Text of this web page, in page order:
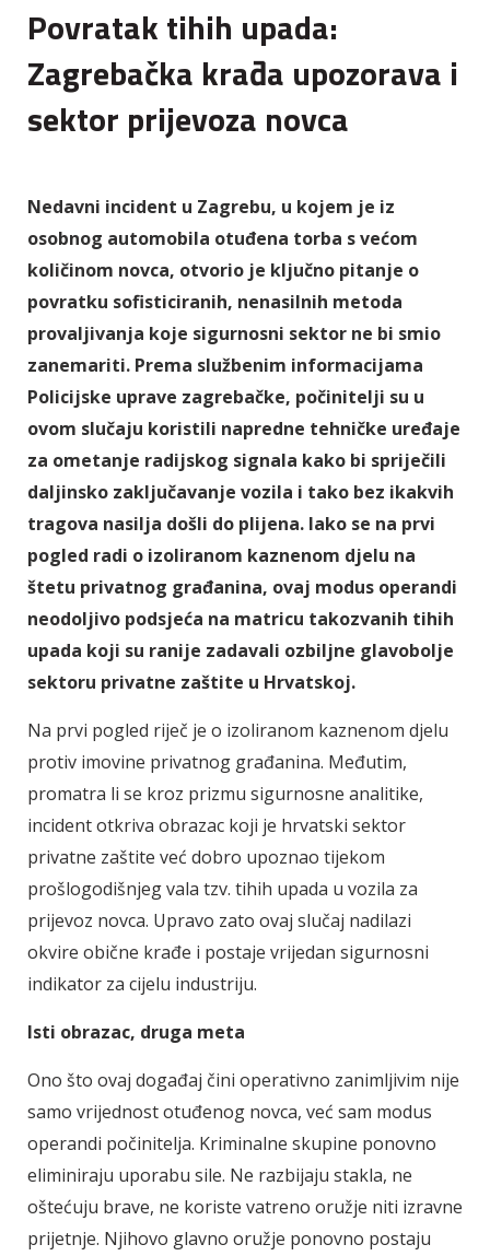
Povratak tihih upada:
Zagrebačka krađa upozorava i
sektor prijevoza novca
Nedavni incident u Zagrebu, u kojem je iz
osobnog automobila otuđena torba s većom
količinom novca, otvorio je ključno pitanje o
povratku sofisticiranih, nenasilnih metoda
provaljivanja koje sigurnosni sektor ne bi smio
zanemariti. Prema službenim informacijama
Policijske uprave zagrebačke, počinitelji su u
ovom slučaju koristili napredne tehničke uređaje
za ometanje radijskog signala kako bi spriječili
daljinsko zaključavanje vozila i tako bez ikakvih
tragova nasilja došli do plijena. Iako se na prvi
pogled radi o izoliranom kaznenom djelu na
štetu privatnog građanina, ovaj modus operandi
neodoljivo podsjeća na matricu takozvanih tihih
upada koji su ranije zadavali ozbiljne glavobolje
sektoru privatne zaštite u Hrvatskoj.
Na prvi pogled riječ je o izoliranom kaznenom djelu
protiv imovine privatnog građanina. Međutim,
promatra li se kroz prizmu sigurnosne analitike,
incident otkriva obrazac koji je hrvatski sektor
privatne zaštite već dobro upoznao tijekom
prošlogodišnjeg vala tzv. tihih upada u vozila za
prijevoz novca. Upravo zato ovaj slučaj nadilazi
okvire obične krađe i postaje vrijedan sigurnosni
indikator za cijelu industriju.
Isti obrazac, druga meta
Ono što ovaj događaj čini operativno zanimljivim nije
samo vrijednost otuđenog novca, već sam modus
operandi počinitelja. Kriminalne skupine ponovno
eliminiraju uporabu sile. Ne razbijaju stakla, ne
oštećuju brave, ne koriste vatreno oružje niti izravne
prijetnje. Njihovo glavno oružje ponovno postaju